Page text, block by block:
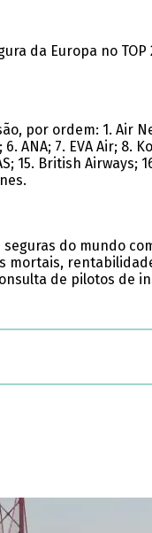
da Europa no
por ordem: 1. Air
ANA; 7. EVA Air; 8.
15. British Airways;
do mundo
de pilotos de